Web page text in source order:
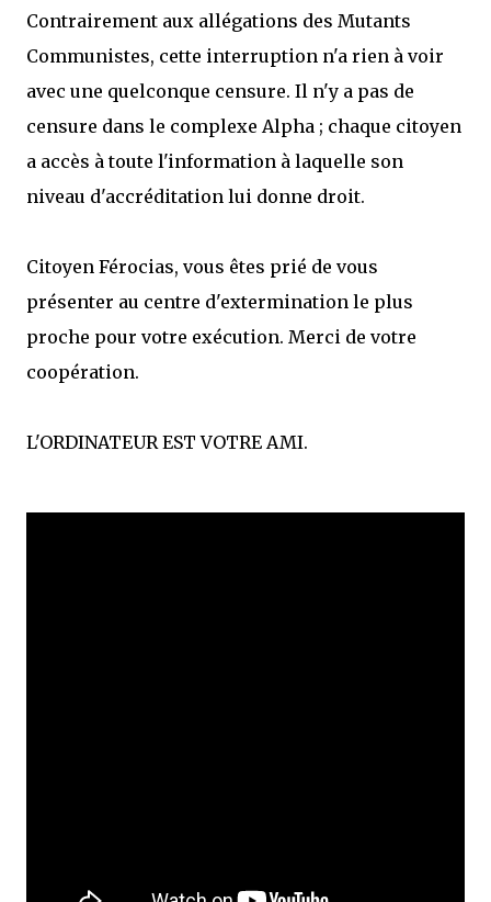
ne connaissait pas, habitée par la méfiance, la peur et le rigorisme de la Ligue,
Contrairement aux allégations des Mutants
Communistes, cette interruption n'a rien à voir
avec une quelconque censure. Il n'y a pas de
censure dans le complexe Alpha ; chaque citoyen
a accès à toute l'information à laquelle son
niveau d'accréditation lui donne droit.
Citoyen Férocias, vous êtes prié de vous
présenter au centre d'extermination le plus
proche pour votre exécution. Merci de votre
coopération.
L'ORDINATEUR EST VOTRE AMI.